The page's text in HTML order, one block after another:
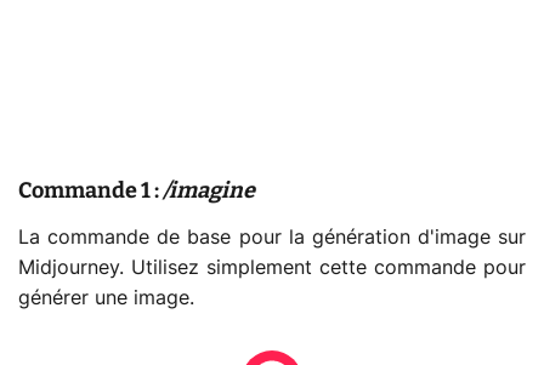
Commande 1 :/imagine
La commande de base pour la génération d'image sur
Midjourney. Utilisez simplement cette commande pour
générer une image.